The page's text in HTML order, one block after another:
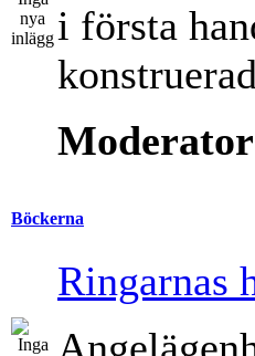
i första
Böckerna
Ringarnas